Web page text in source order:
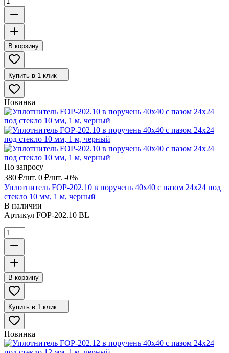
В корзину
Купить в 1 клик
Новинка
По запросу
380 ₽/шт. 0 ₽/шт. -0%
Уплотнитель FOP-202.10 в поручень 40х40 с пазом 24х24 под
стекло 10 мм, 1 м, черный
В наличии
Артикул FOP-202.10 BL
В корзину
Купить в 1 клик
Новинка